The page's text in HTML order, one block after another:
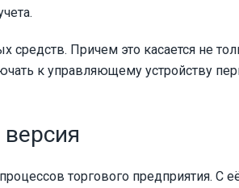
средств. Причем это касается не
к управляющему устройству
торгового предприятия. С